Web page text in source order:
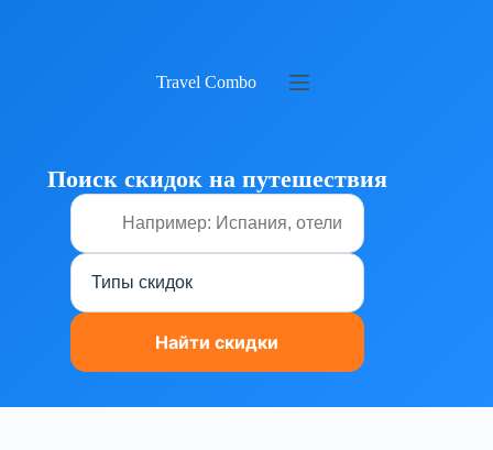
Travel Combo
Поиск скидок на путешествия